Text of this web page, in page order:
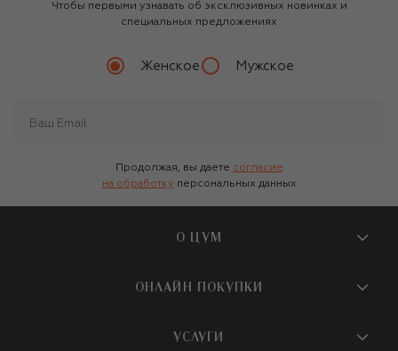
Чтобы первыми узнавать об эксклюзивных новинках и
специальных предложениях
Женское Мужское
Продолжая, вы даете согласие
на обработку персональных данных
О ЦУМ
О магазине
Бутики и ПВЗ ЦУМ
ОНЛАЙН ПОКУПКИ
УСЛУГИ